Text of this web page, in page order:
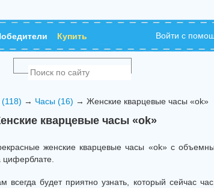
Купить Войти с
→ Часы (16) → Женские кварцевые часы «ok»
кварцевые часы «ok»
женские кварцевые часы «ok» с
циферблате.
всегда будет приятно узнать, который сейчас